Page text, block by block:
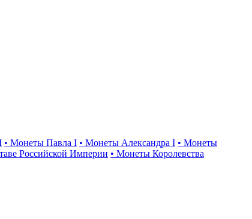
• Монеты Павла I • Монеты Александра I • Монеты
Российской Империи • Монеты Королевства